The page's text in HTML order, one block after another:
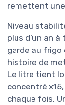
remettent une
Niveau
plus d’un an
garde au frigo
histoire de
Le litre tient
concentré
chaque fois.